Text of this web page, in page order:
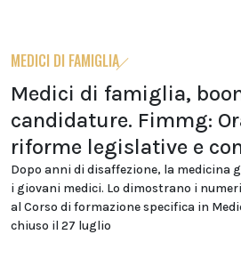
MEDICI DI FAMIGLIA
Medici di famiglia,
candidature. Fimmg:
riforme legislative e
Dopo anni di disaffezione, la medicina
i giovani medici. Lo dimostrano i
al Corso di formazione specifica in
chiuso il 27 luglio